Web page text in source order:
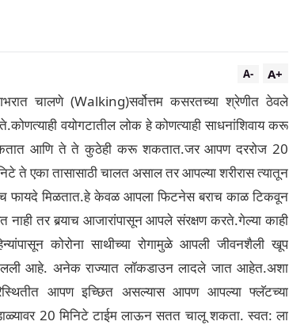
A+
A-
चालणे (Walking)सर्वोत्तम कसरतच्या श्रेणीत ठेवले
वयोगटातील लोक हे कोणत्याही साधनांशिवाय करू
आणि ते ते कुठेही करू शकतात.जर आपण दररोज 20
ते एका तासासाठी चालत असाल तर आपल्या शरीरास त्यातून
फायदे मिळतात.हे केवळ आपला फिटनेस बराच काळ टिकवून
नाही तर बर्‍याच आजारांपासून आपले संरक्षण करते.गेल्या काही
कोरोना साथीच्या रोगामुळे आपली जीवनशैली खूप
आहे. अनेक राज्यात लॉकडाउन लादले जात आहेत.अशा
आपण इच्छित असल्यास आपण आपल्या फ्लॅटच्या
20 मिनिटे टाईम लाऊन सतत चालू शकता. स्वत: ला